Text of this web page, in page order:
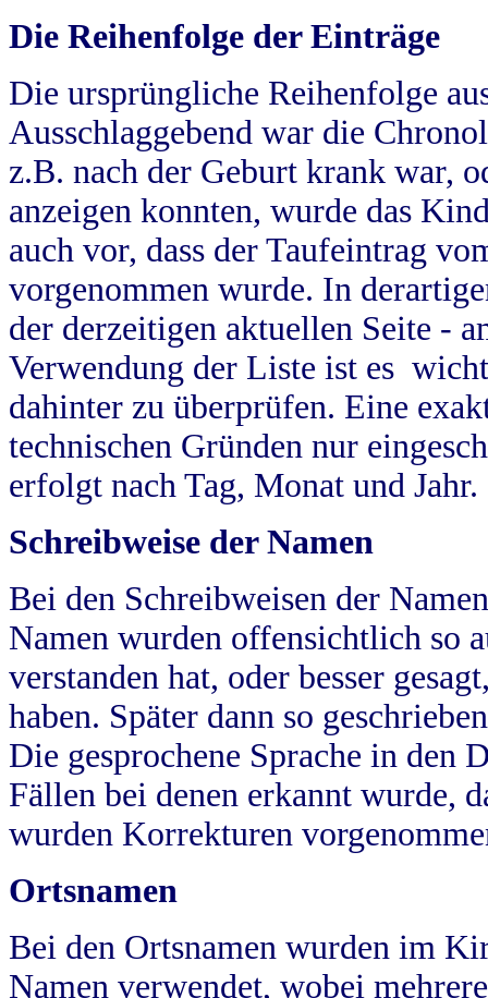
Die Reihenfolge der Einträge
Die ursprüngliche Reihenfolge
Ausschlaggebend war die
z.B. nach der Geburt krank war,
anzeigen konnten, wurde das
auch vor, dass der Taufeintrag
vorgenommen wurde. In
der derzeitigen aktuellen Seite -
Verwendung der Liste ist es
dahinter zu überprüfen. Eine
technischen Gründen nur
erfolgt nach Tag, Monat und Jahr.
Schreibweise der Namen
Bei den Schreibweisen der
Namen wurden offensichtlich so
verstanden hat, oder besser
haben. Später dann so
Die gesprochene Sprache in
Fällen bei denen erkannt wurde,
wurden Korrekturen
Ortsnamen
Bei den Ortsnamen wurden im
Namen verwendet, wobei